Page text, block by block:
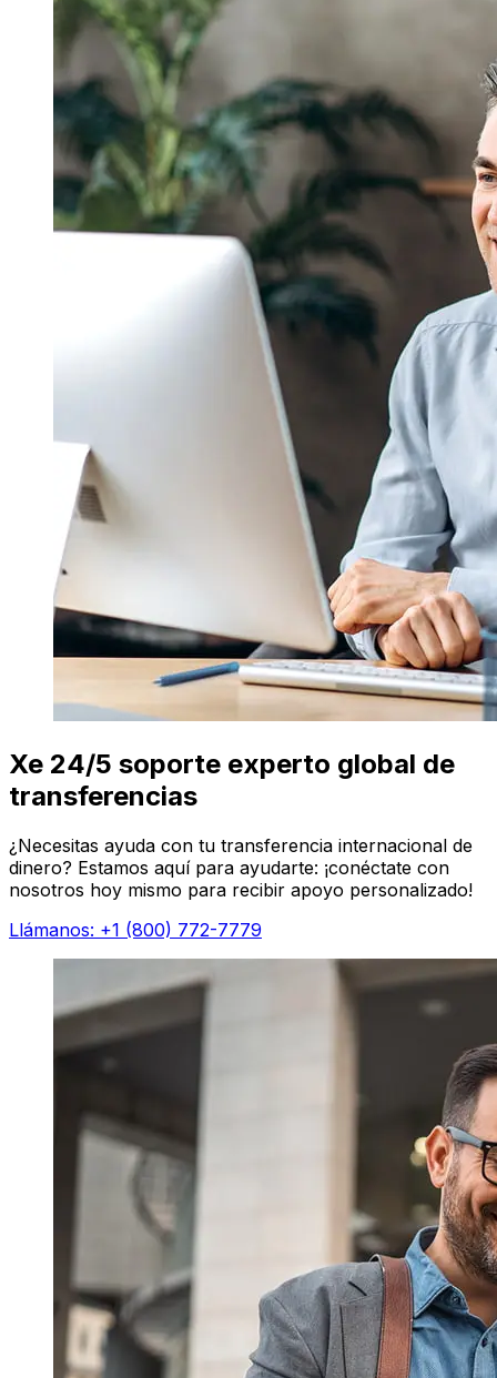
Xe 24/5 soporte experto global de
transferencias
¿Necesitas ayuda con tu transferencia internacional de
dinero? Estamos aquí para ayudarte: ¡conéctate con
nosotros hoy mismo para recibir apoyo personalizado!
Llámanos: +1 (800) 772-7779